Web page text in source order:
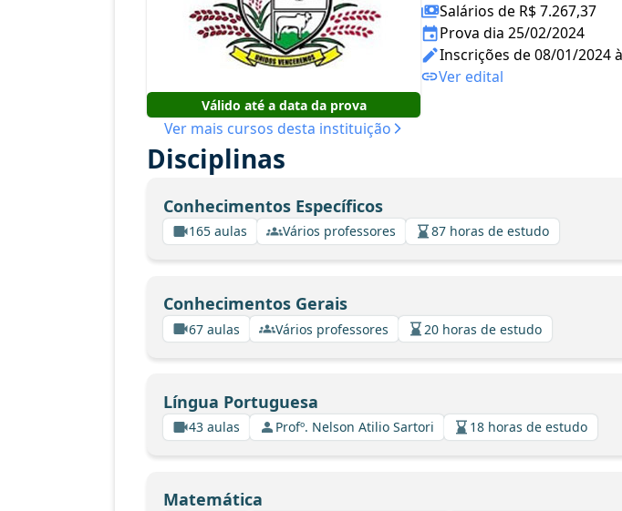
Válido até a data da prova
Ver mais cursos desta instituição
Salários de R$ 7.267,37
Prova dia 25/02/2024
Inscrições de 08/01/2024
Ver edital
Disciplinas
Conhecimentos Específicos
165 aulas Vários professores 87 horas de estudo
Conhecimentos Gerais
67 aulas Vários professores 20 horas de estudo
Língua Portuguesa
43 aulas Profº. Nelson Atilio Sartori 18 horas de estudo
Matemática